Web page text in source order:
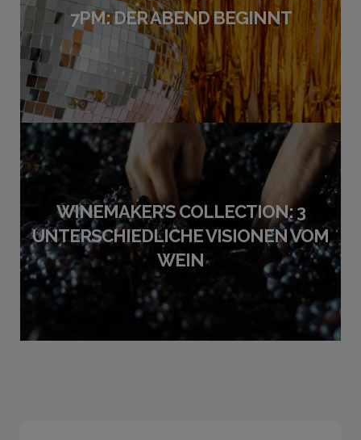
7PM: DER ABEND BEGINNT
WINEMAKER’S COLLECTION: 3
UNTERSCHIEDLICHE VISIONEN VOM
WEIN